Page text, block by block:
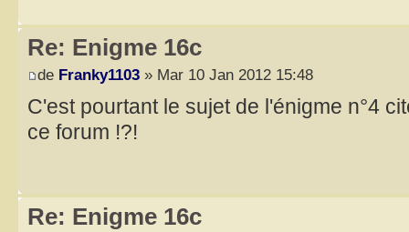
Re: Enigme 16c
de Franky1103 » Mar 10 Jan 2012 15:48
C'est pourtant le sujet de l'énigme n°4
ce forum !?!
Re: Enigme 16c